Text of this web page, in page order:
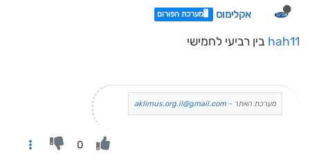
אקלימוס 🖥️מערכת הפורום
hah11 בין רביעי לחמישי
מערכת האתר - aklimus.org.il@gmail.com
0